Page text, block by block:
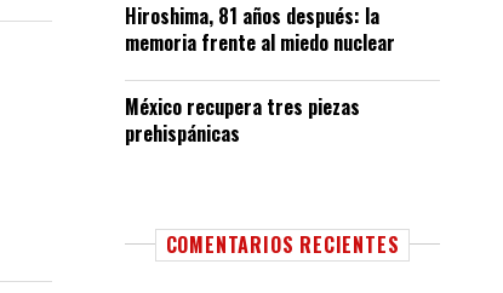
Hiroshima, 81 años después: la
memoria frente al miedo nuclear
México recupera tres piezas
prehispánicas
COMENTARIOS RECIENTES